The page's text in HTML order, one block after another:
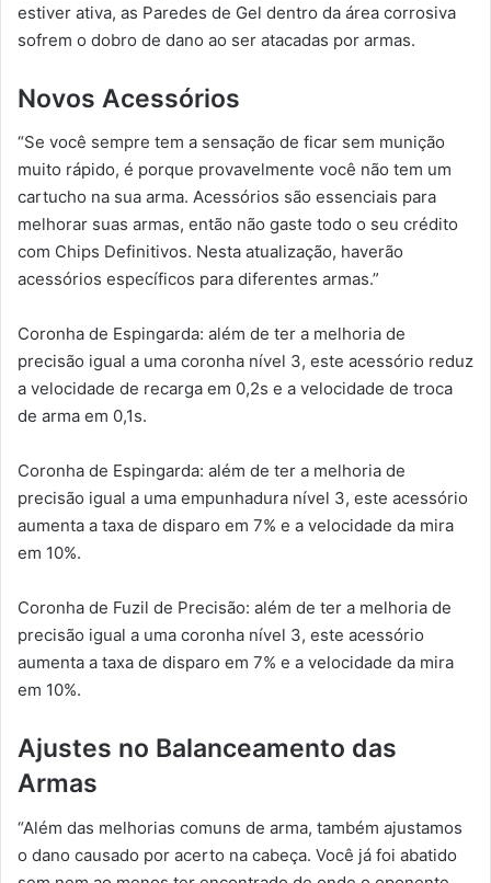
estiver ativa, as Paredes de Gel dentro da área corrosiva
sofrem o dobro de dano ao ser atacadas por armas.
Novos Acessórios
“Se você sempre tem a sensação de ficar sem munição
muito rápido, é porque provavelmente você não tem um
cartucho na sua arma. Acessórios são essenciais para
melhorar suas armas, então não gaste todo o seu crédito
com Chips Definitivos. Nesta atualização, haverão
acessórios específicos para diferentes armas.”
Coronha de Espingarda: além de ter a melhoria de
precisão igual a uma coronha nível 3, este acessório reduz
a velocidade de recarga em 0,2s e a velocidade de troca
de arma em 0,1s.
Coronha de Espingarda: além de ter a melhoria de
precisão igual a uma empunhadura nível 3, este acessório
aumenta a taxa de disparo em 7% e a velocidade da mira
em 10%.
Coronha de Fuzil de Precisão: além de ter a melhoria de
precisão igual a uma coronha nível 3, este acessório
aumenta a taxa de disparo em 7% e a velocidade da mira
em 10%.
Ajustes no Balanceamento das
Armas
“Além das melhorias comuns de arma, também ajustamos
o dano causado por acerto na cabeça. Você já foi abatido